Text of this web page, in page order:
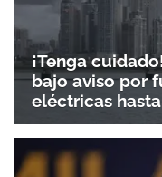
¡Tenga
bajo aviso por
eléctricas